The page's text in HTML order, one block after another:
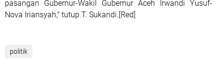
pasangan Gubernur-Wakil Gubernur Aceh Irwandi Yusuf-
Nova Iriansyah," tutup T. Sukandi.[Red]
politik